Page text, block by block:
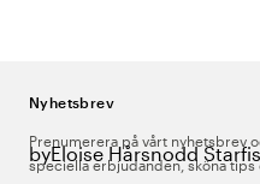
byEloise Hårsnodd
Nyhetsbrev
Prenumerera på vårt nyhetsbrev
speciella erbjudanden, sköna tips